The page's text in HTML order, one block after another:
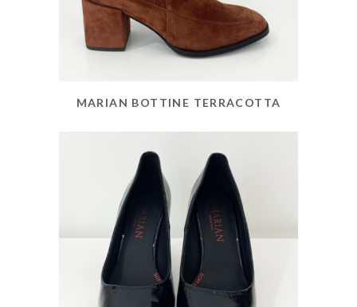
MARIAN BOTTINE TERRACOTTA